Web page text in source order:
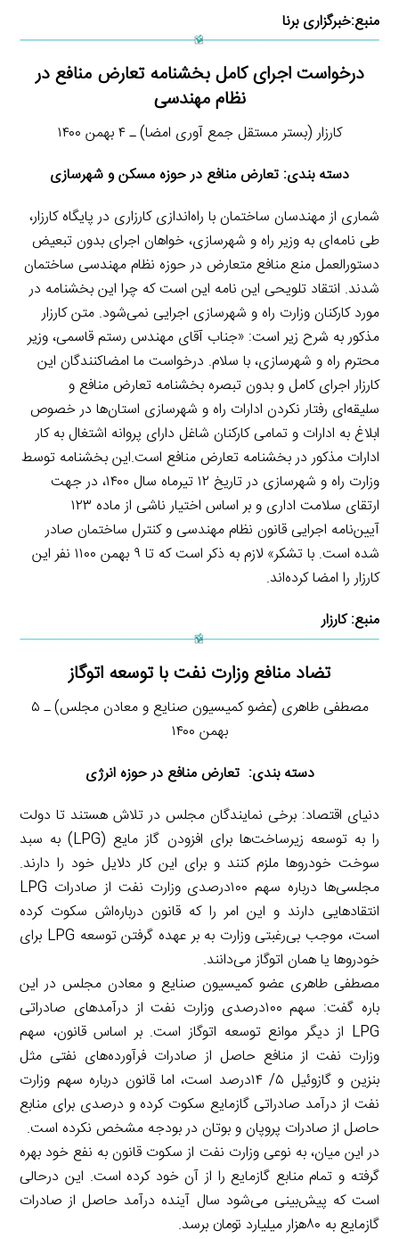
منبع:خبرگزاری برنا
درخواست اجرای کامل بخشنامه تعارض منافع در
نظام مهندسی
کارزار (بستر مستقل جمع آوری امضا) ـ ۴ بهمن ۱۴۰۰
دسته بندی: تعارض منافع در حوزه مسکن و شهرسازی
شماری از مهندسان ساختمان با راه‌اندازی کارزاری در پایگاه کارزار،
طی نامه‌ای به وزیر راه و شهرسازی، خواهان اجرای بدون تبعیض
دستورالعمل منع منافع متعارض در حوزه نظام مهندسی ساختمان
شدند. انتقاد تلویحی این نامه این است که چرا این بخشنامه در
مورد کارکنان وزارت راه و شهرسازی اجرایی نمی‌شود. متن کارزار
مذکور به شرح زیر است: «جناب آقای مهندس رستم قاسمی، وزیر
محترم راه و شهرسازی، با سلام. درخواست ما امضاکنندگان این
کارزار اجرای کامل و بدون تبصره بخشنامه تعارض منافع و
سلیقه‌ای رفتار نکردن ادارات راه و شهرسازی استان‌ها در خصوص
ابلاغ به ادارات و تمامی کارکنان شاغل دارای پروانه اشتغال به کار
ادارات مذکور در بخشنامه تعارض منافع است.این بخشنامه توسط
وزارت راه و شهرسازی در تاریخ ۱۲ تیرماه سال ۱۴۰۰، در جهت
ارتقای سلامت اداری و بر اساس اختیار ناشی از ماده ۱۲۳
آیین‌نامه اجرایی قانون نظام مهندسی و کنترل ساختمان صادر
شده است. با تشکر» لازم به ذکر است که تا ۹ بهمن ۱۱۰۰ نفر این
کارزار را امضا کرده‌اند.
منبع:کارزار
تضاد منافع وزارت نفت با توسعه اتوگاز
مصطفی طاهری (عضو کمیسیون صنایع و معادن مجلس) ـ ۵
بهمن ۱۴۰۰
دسته بندی: تعارض منافع در حوزه انرژی
دنیای اقتصاد: برخی نمایندگان مجلس در تلاش هستند تا دولت
را به توسعه زیرساخت‌‌‌ها برای افزودن گاز مایع (LPG) به سبد
سوخت خودروها ملزم کنند و برای این کار دلایل خود را دارند.
مجلسی‌‌‌ها درباره سهم ۱۰۰درصدی وزارت نفت از صادرات LPG
انتقادهایی دارند و این امر را که قانون درباره‌‌‌اش سکوت کرده
است، موجب بی‌رغبتی وزارت به بر عهده گرفتن توسعه LPG برای
خودروها یا همان اتوگاز می‌‌‌دانند.
مصطفی طاهری عضو کمیسیون صنایع و معادن مجلس در این
باره گفت: سهم ۱۰۰درصدی وزارت نفت از درآمدهای صادراتی
LPG از دیگر موانع توسعه اتوگاز است. بر اساس قانون، سهم
وزارت نفت از منافع حاصل از صادرات فرآورده‌‌‌های نفتی مثل
بنزین و گازوئیل ۵/ ۱۴‌درصد است، اما قانون درباره سهم وزارت
نفت از درآمد صادراتی گازمایع سکوت کرده و درصدی برای منابع
حاصل از صادرات پروپان و بوتان در بودجه مشخص نکرده است.
در این میان، به نوعی وزارت نفت از سکوت قانون به نفع خود بهره
گرفته و تمام منابع گازمایع را از آن خود کرده است. این درحالی
است که پیش‌بینی می‌شود سال آینده درآمد حاصل از صادرات
گازمایع به ۸۰‌هزار میلیارد تومان برسد.